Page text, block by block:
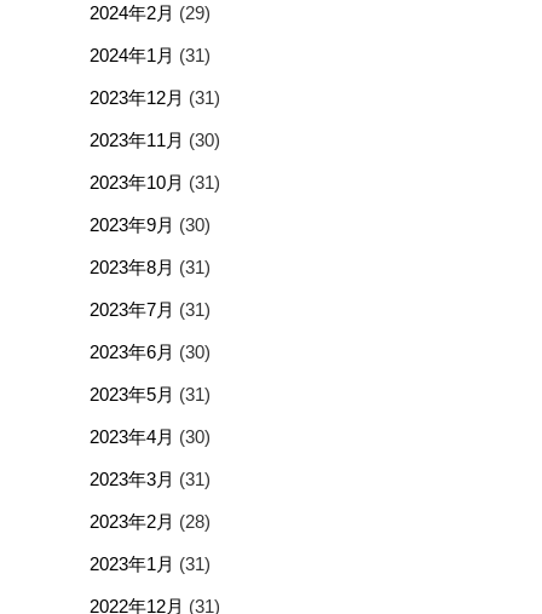
2024年2月 (29)
2024年1月 (31)
2023年12月 (31)
2023年11月 (30)
2023年10月 (31)
2023年9月 (30)
2023年8月 (31)
2023年7月 (31)
2023年6月 (30)
2023年5月 (31)
2023年4月 (30)
2023年3月 (31)
2023年2月 (28)
2023年1月 (31)
2022年12月 (31)